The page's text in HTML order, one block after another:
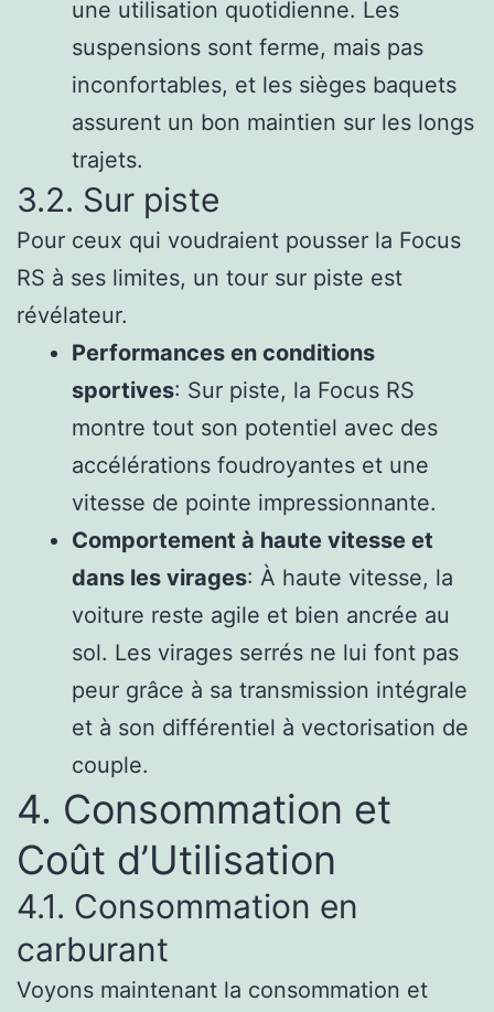
une utilisation quotidienne. Les
suspensions sont ferme, mais pas
inconfortables, et les sièges baquets
assurent un bon maintien sur les longs
trajets.
3.2. Sur piste
Pour ceux qui voudraient pousser la Focus
RS à ses limites, un tour sur piste est
révélateur.
Performances en conditions
sportives: Sur piste, la Focus RS
montre tout son potentiel avec des
accélérations foudroyantes et une
vitesse de pointe impressionnante.
Comportement à haute vitesse et
dans les virages: À haute vitesse, la
voiture reste agile et bien ancrée au
sol. Les virages serrés ne lui font pas
peur grâce à sa transmission intégrale
et à son différentiel à vectorisation de
couple.
4. Consommation et
Coût d’Utilisation
4.1. Consommation en
carburant
Voyons maintenant la consommation et